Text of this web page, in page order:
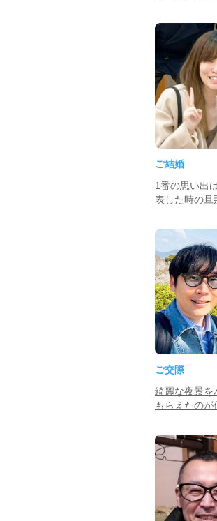
ご結婚
1番の思い出
表した時の旦
ご交際
綺麗な夜景を
もらえたのが